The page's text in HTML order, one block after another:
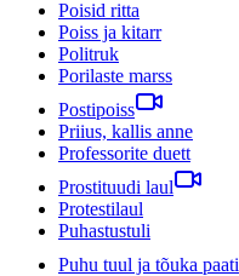
Poisid ritta
Poiss ja kitarr
Politruk
Porilaste marss
Postipoiss
Priius, kallis anne
Professorite duett
Prostituudi laul
Protestilaul
Puhastustuli
Puhu tuul ja tõuka paati